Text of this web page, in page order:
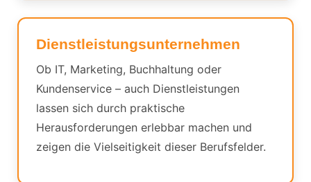
Dienstleistungsunternehmen
Ob IT, Marketing, Buchhaltung oder
Kundenservice – auch Dienstleistungen
lassen sich durch praktische
Herausforderungen erlebbar machen und
zeigen die Vielseitigkeit dieser Berufsfelder.